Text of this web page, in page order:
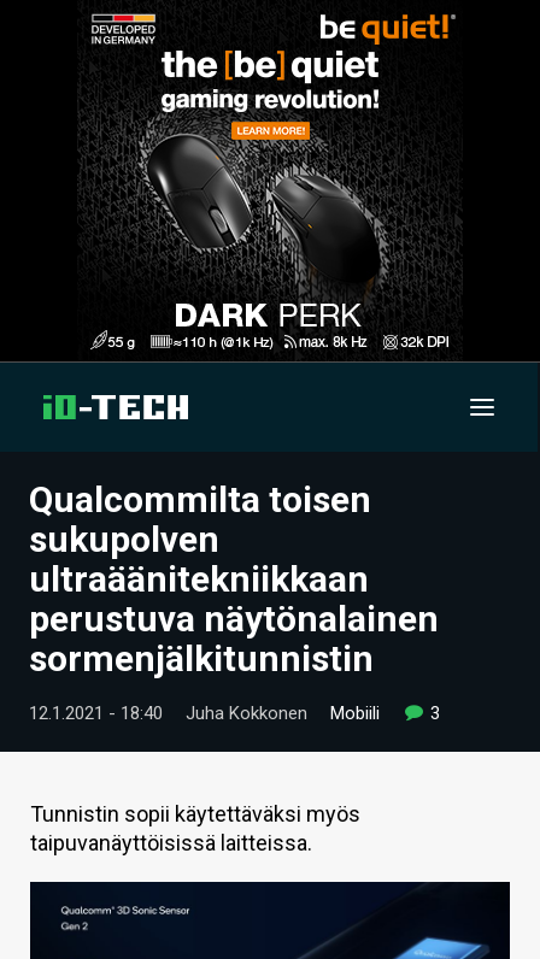
UUTISET
ARTIKKELIT
VIDEOT
TECHBBS
TIETOA
KAUPPA
Qualcommilta toisen
sukupolven
ultraäänitekniikkaan
perustuva näytönalainen
sormenjälkitunnistin
12.1.2021 - 18:40 Juha Kokkonen Mobiili 3
Tunnistin sopii käytettäväksi myös
taipuvanäyttöisissä laitteissa.